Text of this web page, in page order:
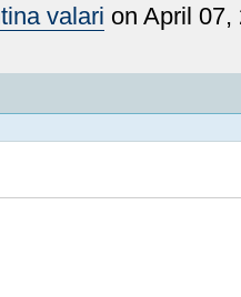
valari on April 07,